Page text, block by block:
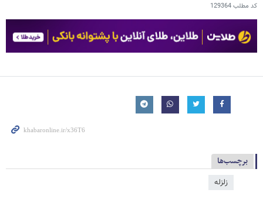
کد مطلب129364
برچسب‌ها
زلزله